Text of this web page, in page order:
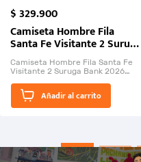
$329.900
Camiseta Hombre Fila
Santa Fe Visitante 2 Suruga
Bank 2026
Camiseta Hombre Fila Santa Fe
Visitante 2 Suruga Bank 2026
El Rugido del Sol Naciente:
“Primeros para la Et...
Añadir al carrito